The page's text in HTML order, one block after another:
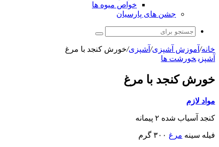
خواص میوه ها
جشن های پارسیان
جستجو
خانه/ آموزش آشپزی/ آشپزی/خورش کنجد با مرغ
آشپزی خورشت ها
خورش کنجد با مرغ
مواد لازم
کنجد آسیاب شده ۲ پیمانه
فیله سینه مرغ